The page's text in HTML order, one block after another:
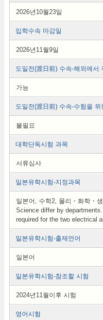
2026년10월23일
입학수속 마감일
2026년11월9일
도일전(渡日前) 수속-해외에서
가능
도일전(渡日前) 수속-수험을 위
불필요
대학단독시험 과목
서류심사
일본유학시험-지정과목
일본어, 수학2, 물리・화학・
Science differ by
required for the two electrical
일본유학시험-출제언어
일본어
일본유학시험-참조할 시험
2024년11월이후 시험
영어시험